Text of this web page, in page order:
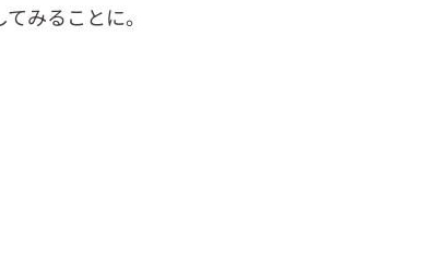
みることに。